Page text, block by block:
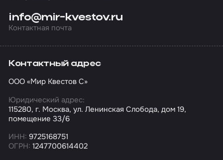
info@mir-kvestov.ru
Контактная почта
Контактный адрес
ООО «Мир Квестов С»
Юридический адрес:
115280, г. Москва, ул. Ленинская Слобода, дом 19,
помещение 33/6
ИНН: 9725168751
ОГРН: 1247700614402